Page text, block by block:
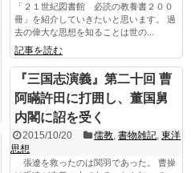
「２１世紀図書館 必読の教養書２００
冊」を紹介していきたいと思います。 過
去の偉大な思想を知ることは世の...
記事を読む
『三国志演義』第二十回 曹
阿瞞許田に打囲し、董国舅
内閣に詔を受く
2015/10/20 儒教 ,書物雑記 ,東洋
思想
張遼を救ったのは関羽であった。 曹操